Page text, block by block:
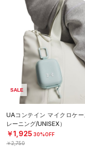
SALE
UAコンテイン マイクロケー
レーニング/UNISEX）
￥1,925 30%OFF
￥2,750